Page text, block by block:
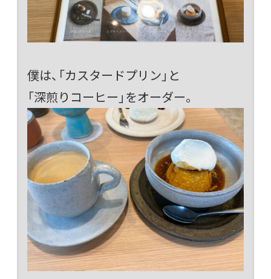
僕は、「カスタードプリン」と
「深煎りコーヒー」をオーダー。